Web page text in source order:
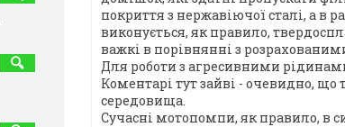
покриття з нержавіючої сталі, а в
виконується, як правило,
важкі в порівнянні з
Для роботи з агресивними
Коментарі тут зайві - очевидно, що
середовища.
Сучасні мотопомпи, як правило, в